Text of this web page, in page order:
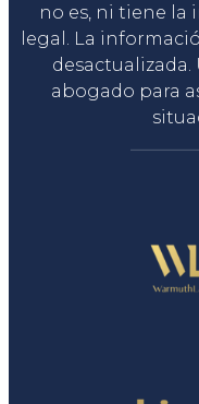
no es, ni tiene la
legal. La
abogado para